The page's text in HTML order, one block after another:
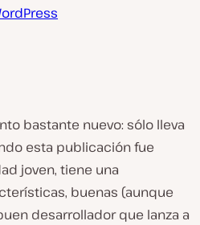
bastante nuevo: sólo lleva
esta publicación fue
joven, tiene una
buenas (aunque
desarrollador que lanza a